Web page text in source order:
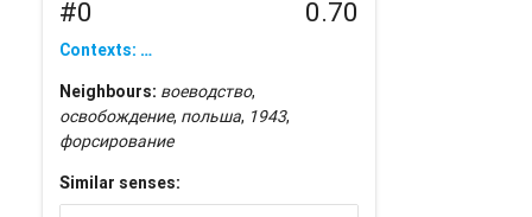
#0 0.70
Contexts: …
Neighbours: воеводство,
освобождение, польша, 1943,
форсирование
Similar senses: